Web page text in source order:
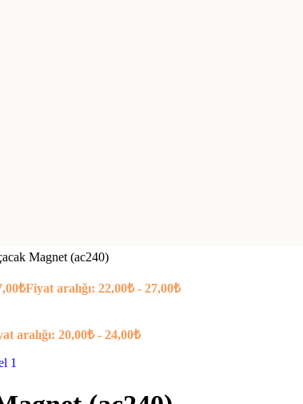
Magnet (ac240)
₺Fiyat aralığı: 22,00₺ - 27,00₺
aralığı: 20,00₺ - 24,00₺